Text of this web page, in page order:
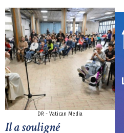
DR - Vatican Media
Il a souligné